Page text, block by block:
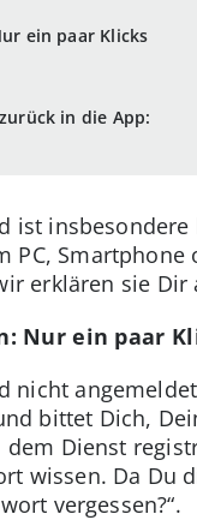
ein paar Klicks
in die App:
ist
PC,
erklären sie Dir
Nur ein paar
nicht
bittet Dich,
Dienst
wissen. Da
vergessen?“.